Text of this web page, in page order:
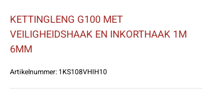
KETTINGLENG G100 MET
VEILIGHEIDSHAAK EN INKORTHAAK 1M
6MM
Artikelnummer:1KS108VHIH10